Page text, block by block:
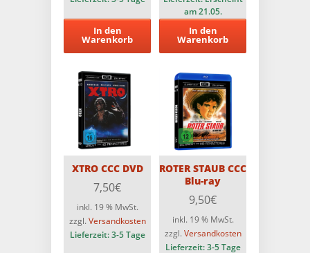
In den
Warenkorb
am 21.05.
In den
Warenkorb
XTRO CCC DVD
7,50€
inkl. 19 % MwSt.
zzgl. Versandkosten
Lieferzeit:3-5 Tage
ROTER STAUB CCC
Blu-ray
9,50€
inkl. 19 % MwSt.
zzgl. Versandkosten
Lieferzeit:3-5 Tage